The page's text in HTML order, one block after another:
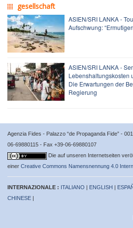
gesellschaft
ASIEN/SRI LANKA -
Aufschwung:
ASIEN/SRI LANKA -
Lebenshaltungskosten
Die Erwartungen der
Regierung
Agenzia Fides - Palazzo “de Propaganda Fide” -
06-69880115 - Fax +39-06-69880107
Die auf unseren Internetseiten
einer Creative Commons Namensnennung 4.0
INTERNAZIONALE : ITALIANO | ENGLISH |
CHINESE |